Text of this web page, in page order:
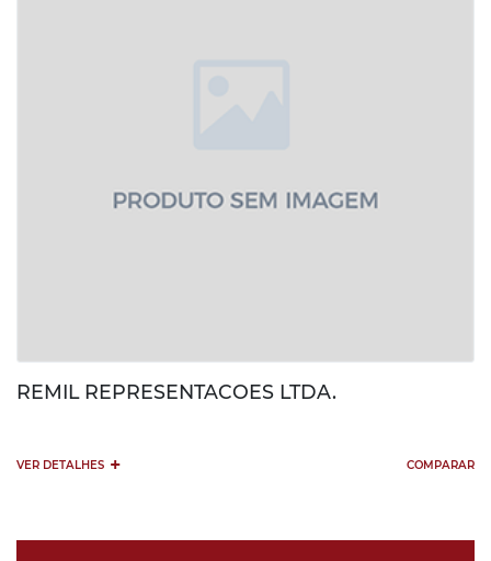
REMIL REPRESENTACOES LTDA.
VER DETALHES + COMPARAR